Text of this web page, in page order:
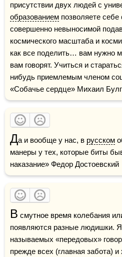
образованием позволяете себе
совершенно невыносимой
космического масштаба и
как все поделить… вам нужно
вам говорят. Учиться и
нибудь приемлемым членом
«Собачье сердце» Михаил
Да и вообще у нас, в русском
манеры у тех, которые биты
наказание» Федор Достоевский
В смутное время колебания
появляются разные людишки. Я
называемых «передовых»
прежде всех (главная забота) и